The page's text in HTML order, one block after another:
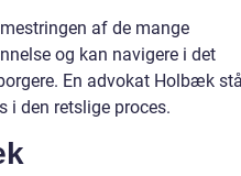
af de mange
og kan navigere i det
En advokat Holbæk
i den retslige proces.